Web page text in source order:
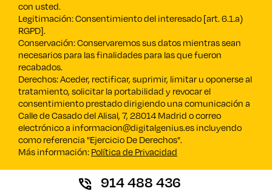
con usted.
Legitimación: Consentimiento del interesado [art. 6.1.a)
RGPD].
Conservación: Conservaremos sus datos mientras sean
necesarios para las finalidades para las que fueron
recabados.
Derechos: Aceder, rectificar, suprimir, limitar u oponerse al
tratamiento, solicitar la portabilidad y revocar el
consentimiento prestado dirigiendo una comunicación a
Calle de Casado del Alisal, 7, 28014 Madrid o correo
electrónico a informacion@digitalgenius.es incluyendo
como referencia "Ejercicio De Derechos".
Más información: Política de Privacidad
914 488 436